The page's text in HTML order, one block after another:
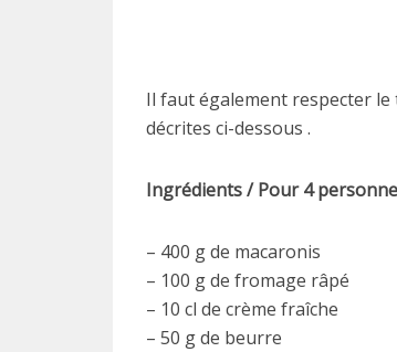
Il faut également respecter le
décrites ci-dessous .
Ingrédients / Pour 4
– 400 g de macaronis
– 100 g de fromage râpé
– 10 cl de crème fraîche
– 50 g de beurre